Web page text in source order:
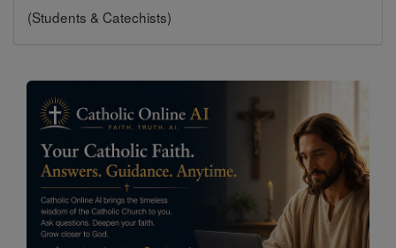
(Students & Catechists)